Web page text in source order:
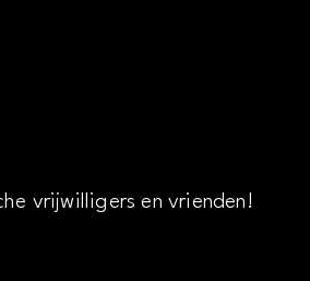
vrijwilligers en vrienden!